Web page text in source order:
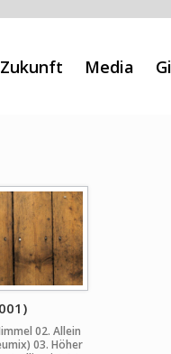
Media
02. Allein
03. Höher